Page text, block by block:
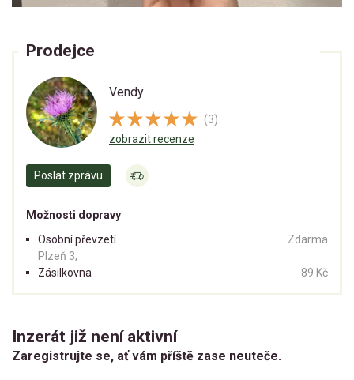
Prodejce
Vendy
(3)
zobrazit recenze
Poslat zprávu
Možnosti dopravy
Osobní převzetí
Plzeň 3,
Zdarma
Zásilkovna 89 Kč
Inzerát již není aktivní
Zaregistrujte se, ať vám příště zase neuteče.